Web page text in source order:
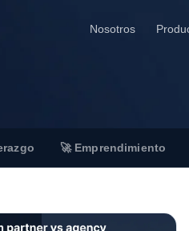
Nosotros
🚀 Emprendimiento